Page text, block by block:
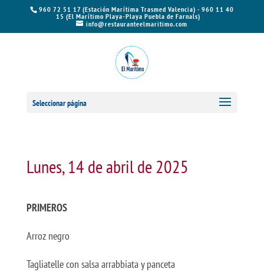
960 72 51 17 (Estación Marítima Trasmed Valencia) - 960 11 40
15 (El Marítimo Playa-Playa Puebla de Farnals)
info@restauranteelmaritimo.com
Seleccionar página
Lunes, 14 de abril de 2025
PRIMEROS
Arroz negro
Tagliatelle con salsa arrabbiata y panceta